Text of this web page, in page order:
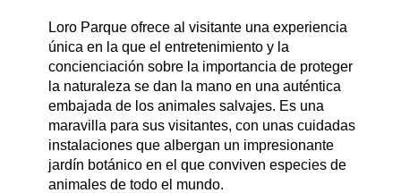
Loro Parque ofrece al visitante una experiencia
única en la que el entretenimiento y la
concienciación sobre la importancia de proteger
la naturaleza se dan la mano en una auténtica
embajada de los animales salvajes. Es una
maravilla para sus visitantes, con unas cuidadas
instalaciones que albergan un impresionante
jardín botánico en el que conviven especies de
animales de todo el mundo.